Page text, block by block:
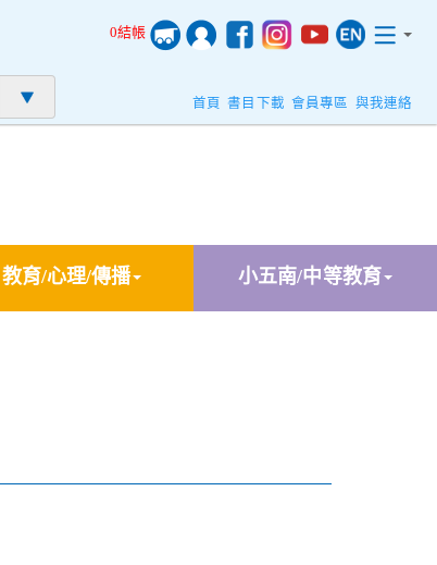
0結帳
首頁 書目下載 會員專區 與我連絡
教育/心理/傳播 小五南/中等教育